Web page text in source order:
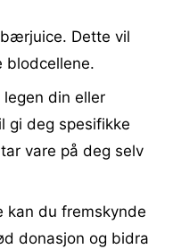
Dette vil
blodcellene.
legen din eller
gi deg spesifikke
vare på deg selv
kan du fremskynde
donasjon og bidra